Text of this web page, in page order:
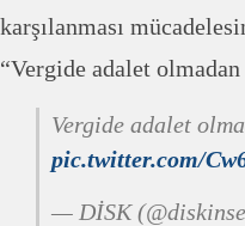
karşılanması
“Vergide adalet
Vergide adalet
pic.twitter.com/
— DİSK